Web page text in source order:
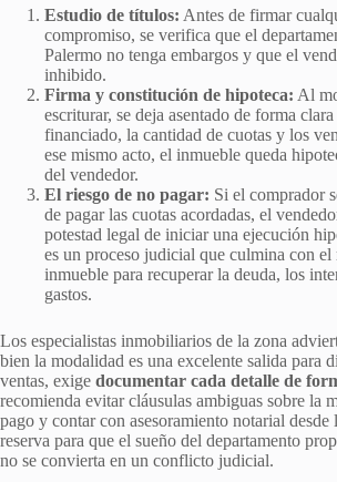
Estudio de títulos: Antes de firmar
compromiso, se verifica que el
Palermo no tenga embargos y que el
inhibido.
Firma y constitución de hipoteca: Al
escriturar, se deja asentado de forma
financiado, la cantidad de cuotas y los
ese mismo acto, el inmueble queda
del vendedor.
El riesgo de no pagar: Si el comprador
de pagar las cuotas acordadas, el
potestad legal de iniciar una ejecución
es un proceso judicial que culmina con el
inmueble para recuperar la deuda, los
gastos.
Los especialistas inmobiliarios de la zona
bien la modalidad es una excelente salida para
ventas, exige documentar cada detalle de
recomienda evitar cláusulas ambiguas sobre la
pago y contar con asesoramiento notarial desde
reserva para que el sueño del departamento
no se convierta en un conflicto judicial.